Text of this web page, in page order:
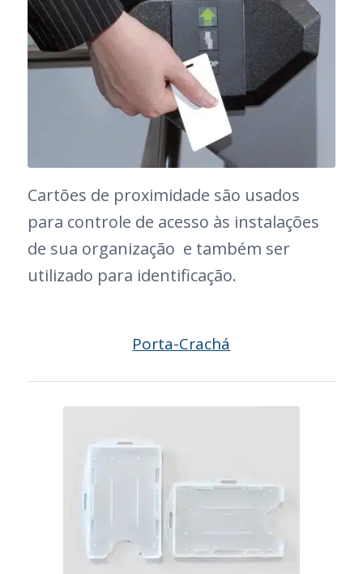
Cartões de proximidade são usados
para controle de acesso às instalações
de sua organização e também ser
utilizado para identificação.
Porta-Crachá